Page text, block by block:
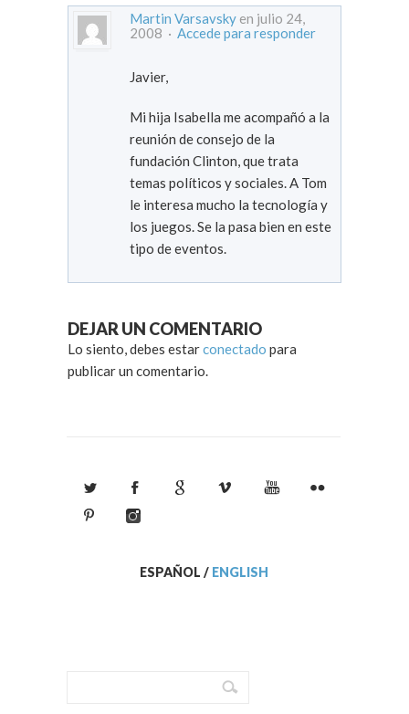
Martin Varsavsky en julio 24,
2008 · Accede para responder
Javier,
Mi hija Isabella me acompañó a la
reunión de consejo de la
fundación Clinton, que trata
temas políticos y sociales. A Tom
le interesa mucho la tecnología y
los juegos. Se la pasa bien en este
tipo de eventos.
DEJAR UN COMENTARIO
Lo siento, debes estarconectado para
publicar un comentario.
ESPAÑOL / ENGLISH